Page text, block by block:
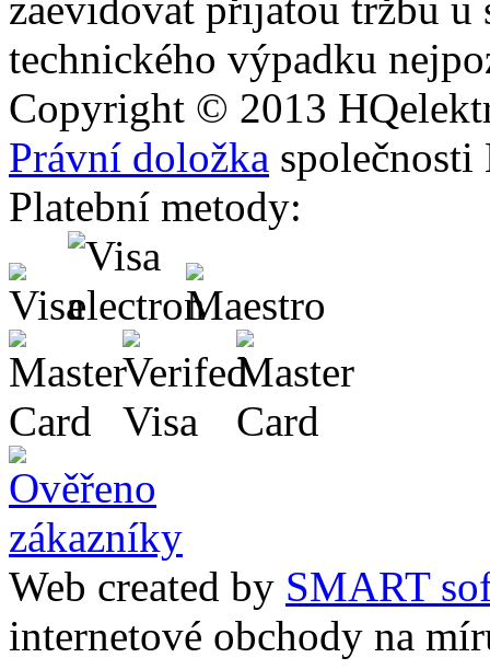
zaevidovat přijatou tržbu u
technického výpadku
Copyright © 2013 HQ
Právní doložka
Platební metody:
Web created by SMART
internetové obchody na